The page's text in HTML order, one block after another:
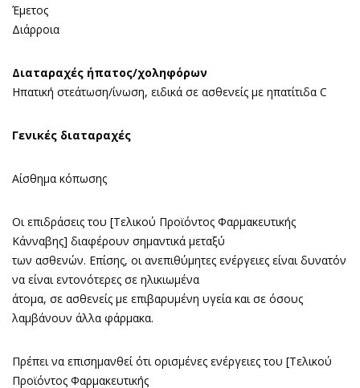
Έμετος
Διάρροια
Διαταραχές ήπατος/χοληφόρων
Ηπατική στεάτωση/ίνωση, ειδικά σε ασθενείς με ηπατίτιδα C
Γενικές διαταραχές
Αίσθημα κόπωσης
Οι επιδράσεις του [Τελικού Προϊόντος Φαρμακευτικής
Κάνναβης] διαφέρουν σημαντικά μεταξύ
των ασθενών. Επίσης, οι ανεπιθύμητες ενέργειες είναι δυνατόν
να είναι εντονότερες σε ηλικιωμένα
άτομα, σε ασθενείς με επιβαρυμένη υγεία και σε όσους
λαμβάνουν άλλα φάρμακα.
Πρέπει να επισημανθεί ότι ορισμένες ενέργειες του [Τελικού
Προϊόντος Φαρμακευτικής